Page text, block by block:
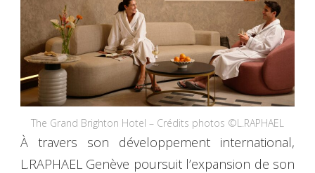
The Grand Brighton Hotel – Crédits photos ©L.RAPHAEL
À travers son développement international,
L.RAPHAEL Genève poursuit l’expansion de son